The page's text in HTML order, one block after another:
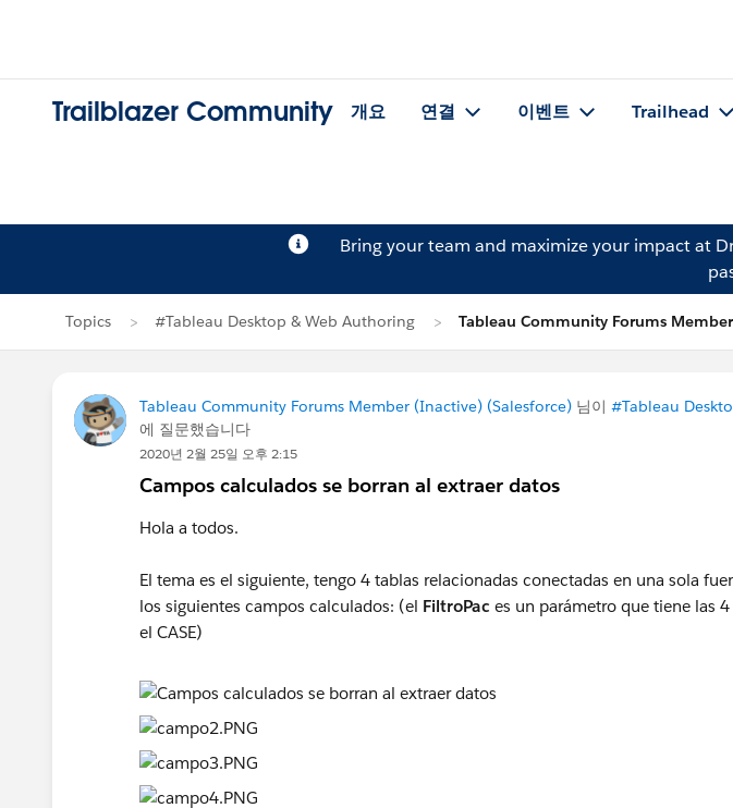
Trailblazer Community 개요 연결 이벤트 Trailhead
Bring your team and maximize your impact at
Topics #Tableau Desktop & Web Authoring Tableau Community Forums
Tableau Community Forums Member (Inactive) (Salesforce) 님이 #Tableau
에 질문했습니다
2020년 2월 25일 오후 2:15
Campos calculados se borran al extraer datos
Hola a todos.
El tema es el siguiente, tengo 4 tablas relacionadas conectadas en una sola
los siguientes campos calculados: (el FiltroPac es un parámetro que tiene las
el CASE)